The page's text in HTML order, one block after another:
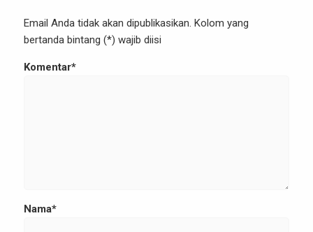
Email Anda tidak akan dipublikasikan. Kolom yang
bertanda bintang (*) wajib diisi
Komentar*
Nama*